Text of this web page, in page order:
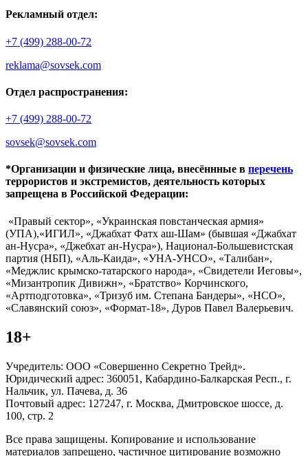
Рекламный отдел:
+7 (499) 288-00-72
reklama@sovsek.com
Отдел распространения:
+7 (499) 288-00-72
sovsek@sovsek.com
*Организации и физические лица, внесённные в перечень
террористов и экстремистов, деятельность которых
запрещена в Российской Федерации:
«Правый сектор», «Украинская повстанческая армия»
(УПА),«ИГИЛ», «Джабхат Фатх аш-Шам» (бывшая «Джабхат
ан-Нусра», «Джебхат ан-Нусра»), Национал-Большевистская
партия (НБП), «Аль-Каида», «УНА-УНСО», «Талибан»,
«Меджлис крымско-татарского народа», «Свидетели Иеговы»,
«Мизантропик Дивижн», «Братство» Корчинского,
«Артподготовка», «Тризуб им. Степана Бандеры», «НСО»,
«Славянский союз», «Формат-18», Дуров Павел Валерьевич.
18+
Учредитель: ООО «Совершенно Секретно Трейд».
Юридический адрес: 360051, Кабардино-Балкарская Респ., г.
Нальчик, ул. Пачева, д. 36
Почтовый адрес: 127247, г. Москва, Дмитровское шоссе, д.
100, стр. 2
Все права защищены. Копирование и использование
материалов запрещено, частичное цитирование возможно